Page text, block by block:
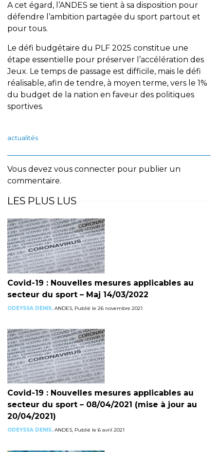
A cet égard, l’ANDES se tient à sa disposition pour
défendre l’ambition partagée du sport partout et
pour tous.
Le défi budgétaire du PLF 2025 constitue une
étape essentielle pour préserver l’accélération des
Jeux. Le temps de passage est difficile, mais le défi
réalisable, afin de tendre, à moyen terme, vers le 1%
du budget de la nation en faveur des politiques
sportives.
actualités
Vous devez vous connecter pour publier un
commentaire.
LES PLUS LUS
Covid-19 : Nouvelles mesures applicables au
secteur du sport – Maj 14/03/2022
ODEYSSA DENIS, ANDES, Publié le 26 novembre 2021
Covid-19 : Nouvelles mesures applicables au
secteur du sport – 08/04/2021 (mise à jour au
20/04/2021)
ODEYSSA DENIS, ANDES, Publié le 6 avril 2021